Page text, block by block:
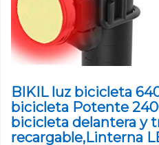
BIKIL luz bicicleta
bicicleta Potente
bicicleta delantera y
recargable,Linterna